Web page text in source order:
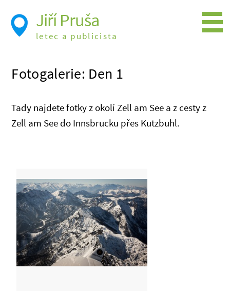
Fotogalerie: Den 1
Tady najdete fotky z okolí Zell am See a z cesty z
Zell am See do Innsbrucku přes Kutzbuhl.
Jiří Pruša
letec a publicista
Foto
Videa
Expedice
Trasy cest
Létání a historie